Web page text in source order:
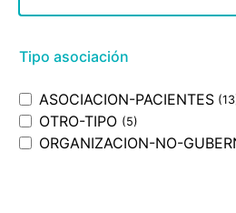
Tipo asociación
ASOCIACION-PACIENTES
OTRO-TIPO (5)
ORGANIZACION-NO-